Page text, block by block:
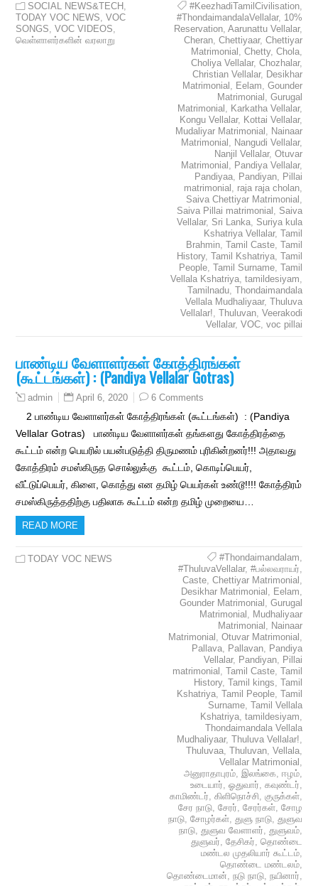
SOCIAL NEWS&TECH ,
TODAY VOC NEWS,VOC
SONGS,VOC VIDEOS,
வெள்ளாளர்களின் வரலாறு
#KeezhadiTamilCivilisation,
#ThondaimandalaVellalar, 10%
Reservation, Aarunattu Vellalar,
Cheran, Chettiyaar, Chettiyar
Matrimonial , Chetty, Chola,
Choliya Vellalar, Chozhalar,
Christian Vellalar, Desikhar
Matrimonial , Eelam, Gounder
Matrimonial , Gurugal
Matrimonial , Karkatha Vellalar,
Kongu Vellalar, Kottai Vellalar,
Mudaliyar Matrimonial , Nainaar
Matrimonial , Nangudi Vellalar,
Nanjil Vellalar, Otuvar
Matrimonial , Pandiya Vellalar,
Pandiyaa, Pandiyan, Pillai
matrimonial , raja raja cholan,
Saiva Chettiyar Matrimonial ,
Saiva Pillai matrimonial , Saiva
Vellalar, Sri Lanka, Suriya kula
Kshatriya Vellalar, Tamil
Brahmin, Tamil Caste, Tamil
History, Tamil Kshatriya, Tamil
People, Tamil Surname, Tamil
Vellala Kshatriya, tamildesiyam,
Tamilnadu, Thondaimandala
Vellala Mudhaliyaar, Thuluva
Vellalar!, Thuluvan, Veerakodi
Vellalar, VOC, voc pillai
பாண்டிய வேளாளர்கள் கோத்திரங்கள்
(கூட்டங்கள்) : (Pandiya Vellalar Gotras)
admin April 6, 2020 6 Comments
2 பாண்டிய வேளாளர்கள் கோத்திரங்கள் (கூட்டங்கள்) : (Pandiya
Vellalar Gotras) பாண்டிய வேளாளர்கள் தங்களது கோத்திரத்தை
கூட்டம் என்ற பெயரில் பயன்படுத்தி திருமணம் புரிகின்றனர்!!! அதாவது
கோத்திரம் சமஸ்கிருத சொல்லுக்கு கூட்டம், கொடிப்பெயர்,
வீட்டுப்பெயர், கிளை, கொத்து என தமிழ் பெயர்கள் உண்டூ!!!! கோத்திரம்
சமஸ்கிருத்ததிற்கு பதிலாக கூட்டம் என்ற தமிழ் முறையை…
READ MORE
TODAY VOC NEWS #Thondaimandalam,
#ThuluvaVellalar, #பல்லவராயர்,
Caste, Chettiyar Matrimonial ,
Desikhar Matrimonial , Eelam,
Gounder Matrimonial , Gurugal
Matrimonial , Mudhaliyaar
Matrimonial , Nainaar
Matrimonial , Otuvar Matrimonial ,
Pallava, Pallavan, Pandiya
Vellalar, Pandiyan, Pillai
matrimonial , Tamil Caste, Tamil
History, Tamil kings, Tamil
Kshatriya, Tamil People, Tamil
Surname, Tamil Vellala
Kshatriya, tamildesiyam,
Thondaimandala Vellala
Mudhaliyaar, Thuluva Vellalar!,
Thuluvaa, Thuluvan, Vellala,
Vellalar Matrimonial ,
அனுராதாபுரம், இலங்கை, ஈழம்,
உடையார், ஓதுவார், கவுண்டர்,
காமிண்டர், கிளிநொச்சி, குருக்கள்,
சேர நாடு, சேரர், சேரர்கள், சோழ
நாடு, சோழர்கள், துளு நாடு, துளுவ
நாடு, துளுவ வேளாளர், துளுவம்,
துளுவர், தேசிகர், தொண்டை
மண்டல முதலியார் கூட்டம்,
தொண்டை மண்டலம்,
தொண்டைமான், நடு நாடு, நயினார்,